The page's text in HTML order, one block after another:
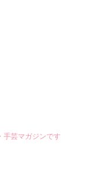
手芸マガジンです